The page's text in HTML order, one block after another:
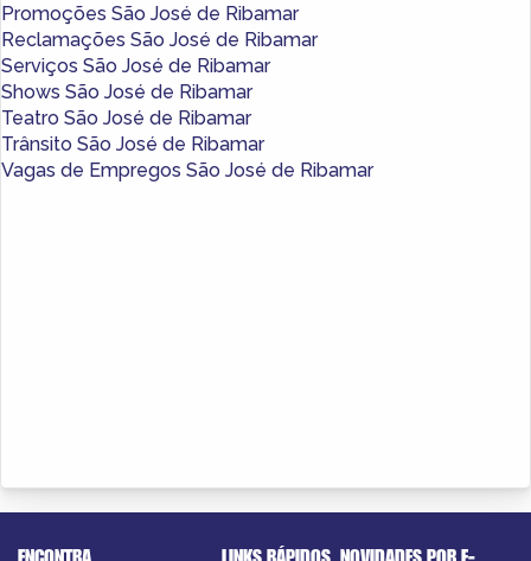
Promoções São José de Ribamar
Reclamações São José de Ribamar
Serviços São José de Ribamar
Shows São José de Ribamar
Teatro São José de Ribamar
Trânsito São José de Ribamar
Vagas de Empregos São José de Ribamar